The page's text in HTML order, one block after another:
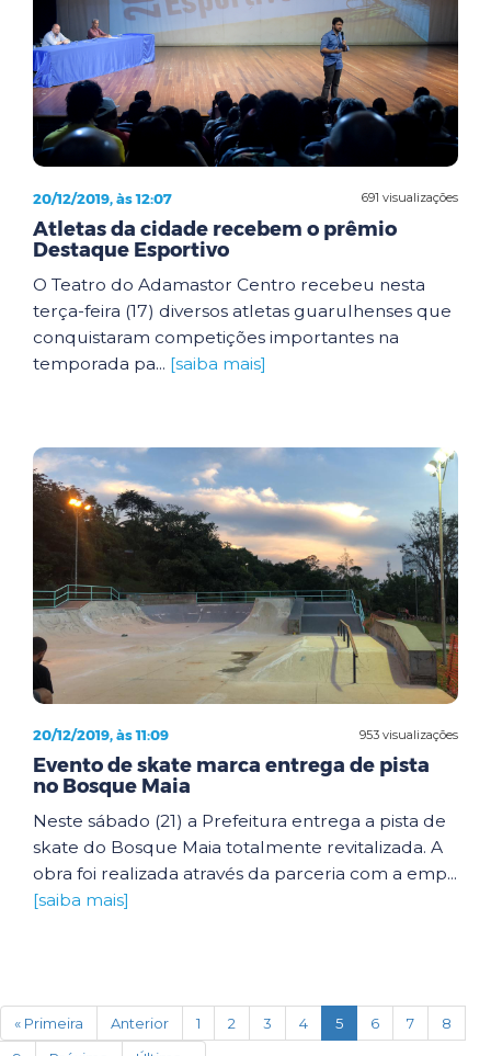
691 visualizações
20/12/2019, às 12:07
Atletas da cidade recebem o prêmio
Destaque Esportivo
O Teatro do Adamastor Centro recebeu nesta
terça-feira (17) diversos atletas guarulhenses que
conquistaram competições importantes na
temporada pa... [saiba mais]
953 visualizações
20/12/2019, às 11:09
Evento de skate marca entrega de pista
no Bosque Maia
Neste sábado (21) a Prefeitura entrega a pista de
skate do Bosque Maia totalmente revitalizada. A
obra foi realizada através da parceria com a emp...
[saiba mais]
« Primeira Anterior 1 2 3 4 5(current)
6 7
8